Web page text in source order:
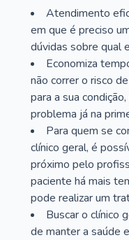
Atendimento
em que é preciso
dúvidas sobre qual
Economiza
não correr o risco
para a sua
problema já na
Para quem se
clínico geral, é
próximo pelo
paciente há mais
pode realizar um
Buscar o clínico
de manter a saúde